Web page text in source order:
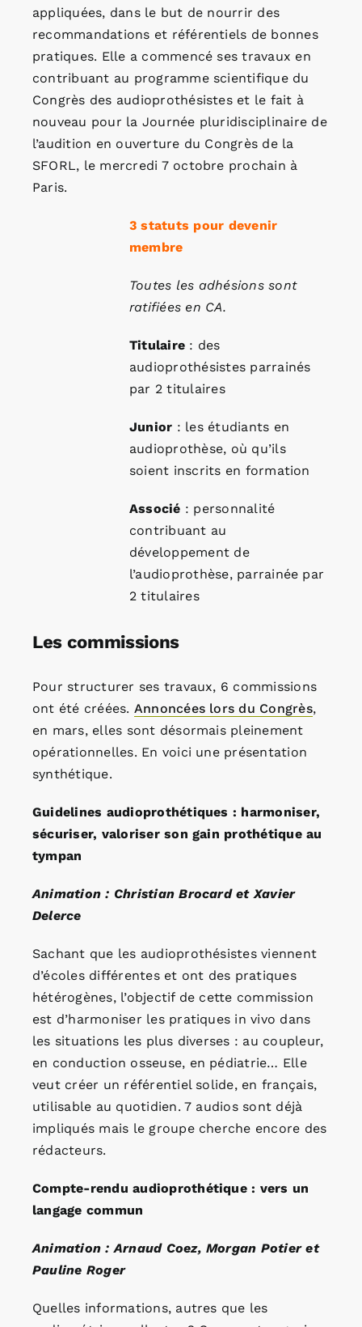
appliquées, dans le but de nourrir des
recommandations et référentiels de bonnes
pratiques. Elle a commencé ses travaux en
contribuant au programme scientifique du
Congrès des audioprothésistes et le fait à
nouveau pour la Journée pluridisciplinaire de
l’audition en ouverture du Congrès de la
SFORL, le mercredi 7 octobre prochain à
Paris.
3 statuts pour devenir
membre
Toutes les adhésions sont
ratifiées en CA.
Titulaire : des
audioprothésistes parrainés
par 2 titulaires
Junior : les étudiants en
audioprothèse, où qu’ils
soient inscrits en formation
Associé : personnalité
contribuant au
développement de
l’audioprothèse, parrainée par
2 titulaires
Les commissions
Pour structurer ses travaux, 6 commissions
ont été créées. Annoncées lors du Congrès,
en mars, elles sont désormais pleinement
opérationnelles. En voici une présentation
synthétique.
Guidelines audioprothétiques : harmoniser,
sécuriser, valoriser son gain prothétique au
tympan
Animation : Christian Brocard et Xavier
Delerce
Sachant que les audioprothésistes viennent
d’écoles différentes et ont des pratiques
hétérogènes, l’objectif de cette commission
est d’harmoniser les pratiques in vivo dans
les situations les plus diverses : au coupleur,
en conduction osseuse, en pédiatrie… Elle
veut créer un référentiel solide, en français,
utilisable au quotidien. 7 audios sont déjà
impliqués mais le groupe cherche encore des
rédacteurs.
Compte-rendu audioprothétique : vers un
langage commun
Animation : Arnaud Coez, Morgan Potier et
Pauline Roger
Quelles informations, autres que les